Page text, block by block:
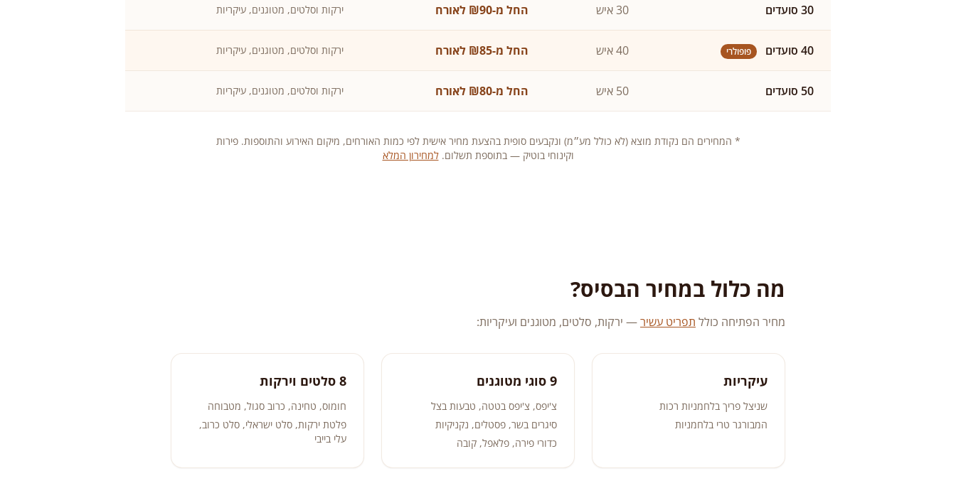
30 סועדים 30 איש החל מ-₪90 לאורח ירקות וסלטים, מטוגנים, עיקריות
40 סועדים פופולרי 40 איש החל מ-₪85 לאורח ירקות וסלטים, מטוגנים, עיקריות
50 סועדים 50 איש החל מ-₪80 לאורח ירקות וסלטים, מטוגנים, עיקריות
* המחירים הם נקודת מוצא (לא כולל מע״מ) ונקבעים סופית בהצעת מחיר אישית לפי כמות האורחים, מיקום האירוע והתוספות. פירות
וקינוחי בוטיק — בתוספת תשלום.למחירון המלא
מה כלול במחיר הבסיס?
מחיר הפתיחה כולל תפריט עשיר— ירקות, סלטים, מטוגנים ועיקריות:
עיקריות
שניצל פריך בלחמניות רכות
המבורגר טרי בלחמניות
9 סוגי מטוגנים
צ'יפס, צ'יפס בטטה, טבעות בצל
סיגרים בשר, פסטלים, נקניקיות
כדורי פירה, פלאפל, קובה
8 סלטים וירקות
חומוס, טחינה, כרוב סגול, מטבוחה
פלטת ירקות, סלט ישראלי, סלט כרוב,
עלי בייבי